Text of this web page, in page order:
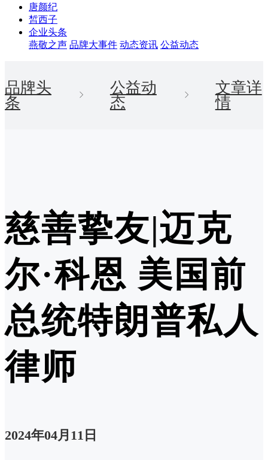
唐颜纪
皙西子
企业头条
燕敬之声 品牌大事件 动态资讯 公益动态
品牌头
条
公益动
态
文章详
情
慈善挚友|迈克
尔·科恩 美国前
总统特朗普私人
律师
2024年04月11日